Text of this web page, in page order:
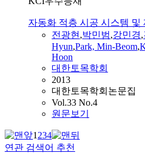
자동화 적층 시공 시스템 및
전광현,박민범,강민경,
Hyun,Park, Min-Beom,
Hoon
대한토목학회
2013
대한토목학회논문집
Vol.33 No.4
원문보기
1234
연관 검색어 추천